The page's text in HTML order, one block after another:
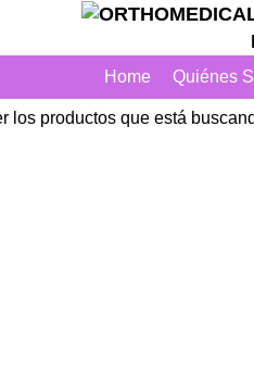
Home Quiénes
los productos que está